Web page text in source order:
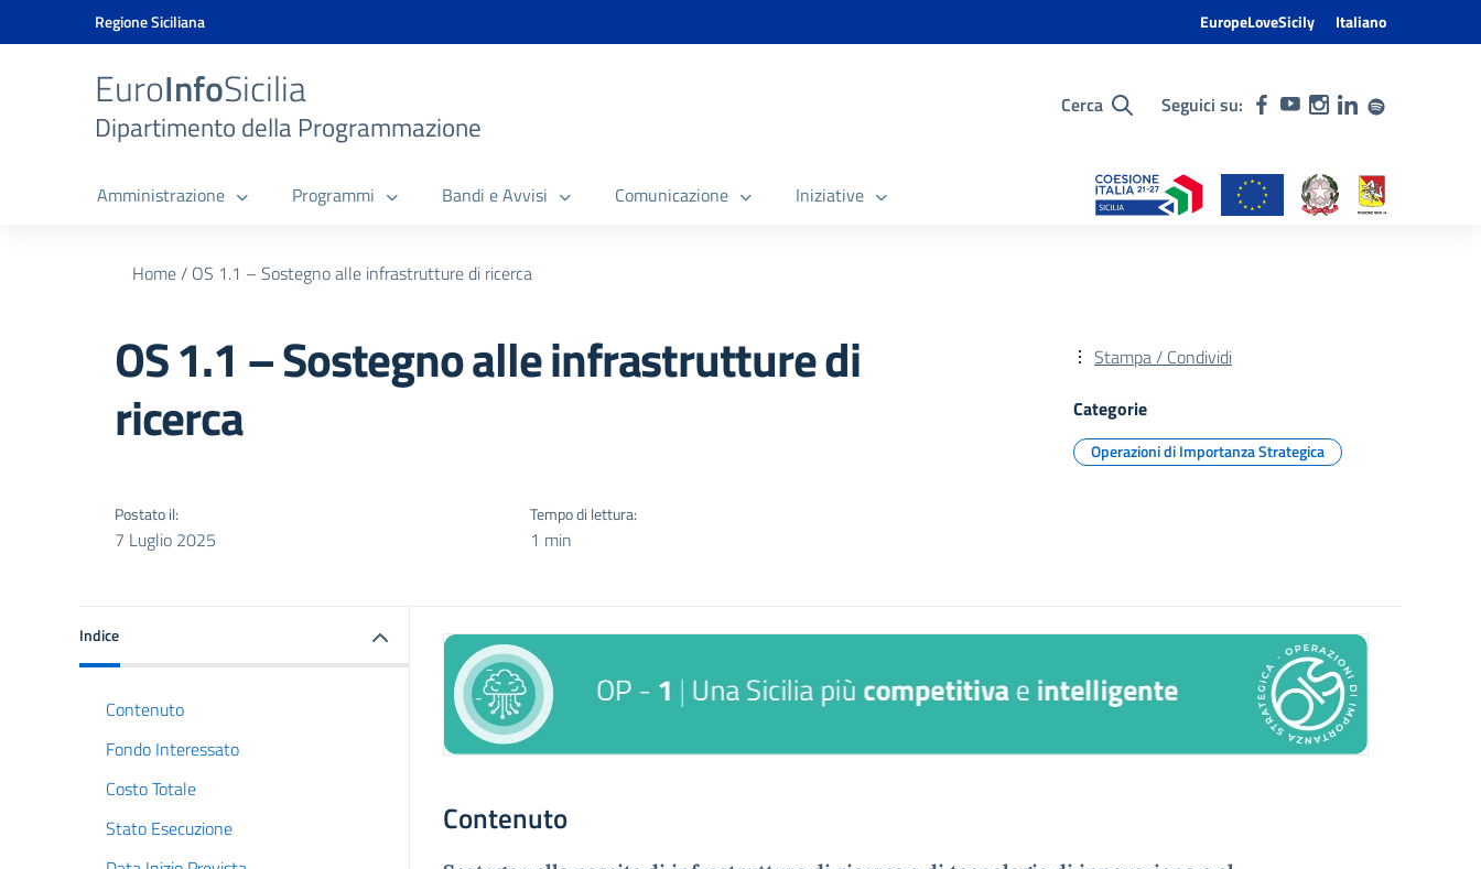
Vai ai contenuti
Vai al menu di navigazione
Vai al banner delle Cookie Policy
Regione Siciliana EuropeLoveSicily Italiano
EuroInfoSicilia
Dipartimento della Programmazione
Cerca Seguici su:
Amministrazione Programmi Bandi e Avvisi Comunicazione Iniziative
Home/ OS 1.1 – Sostegno alle infrastrutture di ricerca
OS 1.1 – Sostegno alle infrastrutture di
ricerca
Postato il:
7 Luglio 2025
Tempo di lettura:
1 min
Stampa / Condividi
Categorie
Operazioni di Importanza Strategica
Indice
Contenuto
Fondo Interessato
Costo Totale
Stato Esecuzione
Contenuto